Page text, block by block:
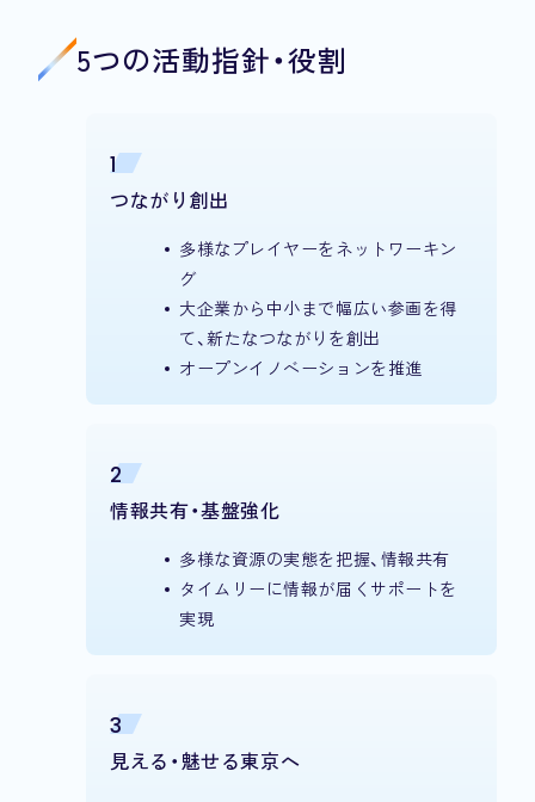
5つの活動指針・役割
1
つながり創出
多様なプレイヤーをネットワーキン
グ
大企業から中小まで幅広い参画を得
て、新たなつながりを創出
オープンイノベーションを推進
2
情報共有・基盤強化
多様な資源の実態を把握、情報共有
タイムリーに情報が届くサポートを
実現
3
見える・魅せる東京へ